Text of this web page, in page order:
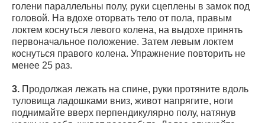
голени параллельны полу, руки сцеплены в замок под
головой. На вдохе оторвать тело от пола, правым
локтем коснуться левого колена, на выдохе принять
первоначальное положение. Затем левым локтем
коснуться правого колена. Упражнение повторить не
менее 25 раз.
3. Продолжая лежать на спине, руки протяните вдоль
туловища ладошками вниз, живот напрягите, ноги
поднимайте вверх перпендикулярно полу, натянув